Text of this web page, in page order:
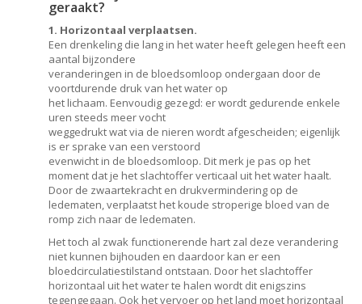
geraakt?
1. Horizontaal verplaatsen.
Een drenkeling die lang in het water heeft gelegen heeft een
aantal bijzondere
veranderingen in de bloedsomloop ondergaan door de
voortdurende druk van het water op
het lichaam. Eenvoudig gezegd: er wordt gedurende enkele
uren steeds meer vocht
weggedrukt wat via de nieren wordt afgescheiden; eigenlijk
is er sprake van een verstoord
evenwicht in de bloedsomloop. Dit merk je pas op het
moment dat je het slachtoffer verticaal uit het water haalt.
Door de zwaartekracht en drukvermindering op de
ledematen, verplaatst het koude stroperige bloed van de
romp zich naar de ledematen.
Het toch al zwak functionerende hart zal deze verandering
niet kunnen bijhouden en daardoor kan er een
bloedcirculatiestilstand ontstaan. Door het slachtoffer
horizontaal uit het water te halen wordt dit enigszins
tegengegaan. Ook het vervoer op het land moet horizontaal